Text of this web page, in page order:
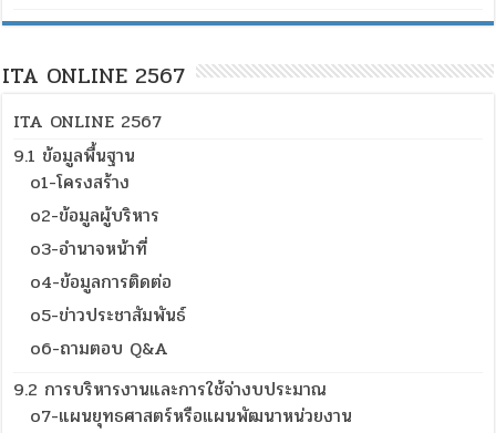
ITA ONLINE 2567
ITA ONLINE 2567
9.1 ข้อมูลพื้นฐาน
o1-โครงสร้าง
o2-ข้อมูลผู้บริหาร
o3-อำนาจหน้าที่
o4-ข้อมูลการติดต่อ
o5-ข่าวประชาสัมพันธ์
o6-ถามตอบ Q&A
9.2 การบริหารงานและการใช้จ่างบประมาณ
o7-แผนยุทธศาสตร์หรือแผนพัฒนาหน่วยงาน